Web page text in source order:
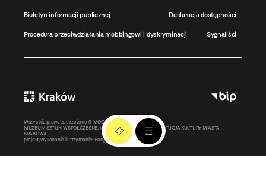
Biuletyn informacji publicznej Deklaracja dostępności
Procedura przeciwdziałania mobbingowi i dyskryminacji Sygnaliści
Wszystkie prawa zastrzeżone © MOCAK2011-2026
MUZEUM SZTUKI WSPÓŁCZESNEJ W KRAKOWIE MOCAK – INSTYTUCJA KULTURY MIASTA
KRAKOWA
projekt, wykonanie i utrzymanie: Bonjour.pl